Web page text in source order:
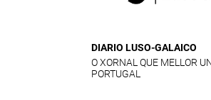
DIARIO LUSO-GALAICO
O XORNAL QUE MELLOR
PORTUGAL